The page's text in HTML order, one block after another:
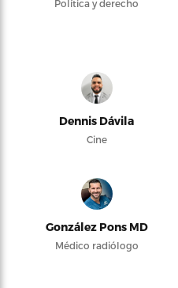
Política y derecho
Dennis Dávila
Cine
González Pons MD
Médico radiólogo